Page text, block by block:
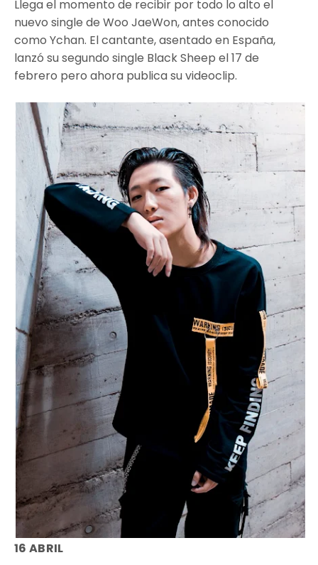
Llega el momento de recibir por todo lo alto el
nuevo single de Woo JaeWon, antes conocido
como Ychan. El cantante, asentado en España,
lanzó su segundo single Black Sheep el 17 de
febrero pero ahora publica su videoclip.
16 ABRIL